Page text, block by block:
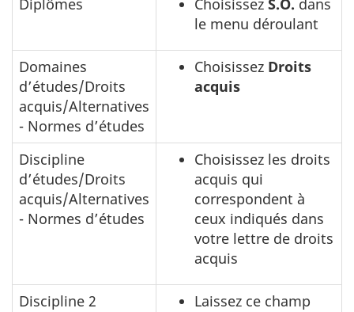
le menu déroulant
Domaines
d’études/Droits
acquis/Alternatives
- Normes d’études
Choisissez Droits
acquis
Discipline
d’études/Droits
acquis/Alternatives
- Normes d’études
Choisissez les droits
acquis qui
correspondent à
ceux indiqués dans
votre lettre de droits
acquis
Discipline 2
Laissez ce champ